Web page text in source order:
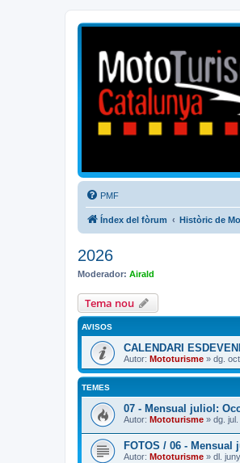
Mototurisme
Turisme en moto en català
PMF
Índex del fòrum Històric de
2026
Moderador: Airald
Tema nou
AVISOS
CALENDARI
Autor: Mototurisme » dg.
TEMES
07 - Mensual juliol:
Autor: Mototurisme » dg.
FOTOS / 06 -
Autor: Mototurisme » dl.